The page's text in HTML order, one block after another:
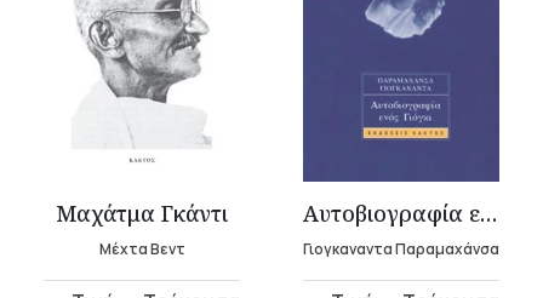
Μαχάτμα Γκάντι
Μέχτα Βεντ
Αυτοβιογραφία ενός γιόγκι
Γιογκαναντα Παραμαχάνσα